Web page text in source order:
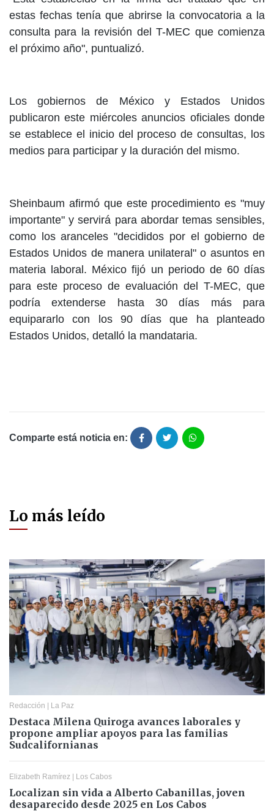
estas fechas tenía que abrirse la convocatoria a la
consulta para la revisión del T-MEC que comienza
el próximo año", puntualizó.
Los gobiernos de México y Estados Unidos
publicaron este miércoles anuncios oficiales donde
se establece el inicio del proceso de consultas, los
medios para participar y la duración del mismo.
Sheinbaum afirmó que este procedimiento es "muy
importante" y servirá para abordar temas sensibles,
como los aranceles "decididos por el gobierno de
Estados Unidos de manera unilateral" o asuntos en
materia laboral. México fijó un periodo de 60 días
para este proceso de evaluación del T-MEC, que
podría extenderse hasta 30 días más para
equipararlo con los 90 días que ha planteado
Estados Unidos, detalló la mandataria.
Comparte está noticia en:
Lo más leído
Redacción | La Paz
Destaca Milena Quiroga avances laborales y
propone ampliar apoyos para las familias
Sudcalifornianas
Elizabeth Ramírez | Los Cabos
Localizan sin vida a Alberto Cabanillas, joven
desaparecido desde 2025 en Los Cabos